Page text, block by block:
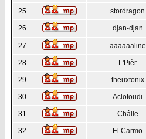
25 stordragon
26 djan-djan
27 aaaaaaline
28 L'Pièr
29 theuxtonix
30 Aclotoudi
31 Châlle
32 El Carmo